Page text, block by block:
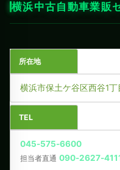
横浜中古自動車業販
所在地
横浜市保土ケ谷区西谷1
TEL
045-575-6600
担当者直通 090-2627-